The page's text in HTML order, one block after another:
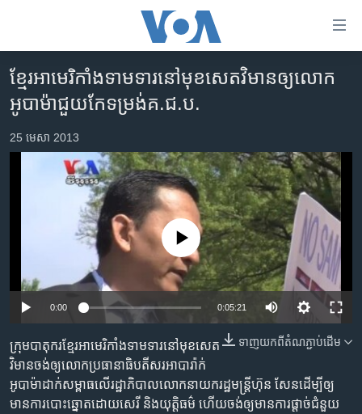
គេហទំព័រ​
ទាក់ទង
រំលង​
និង​
ចូល​
ទំព័រ​
រចនា
សម្ព័ន្ធ​
រំលង​
កម្ពុជា
អន្តរជាតិ
អាមេរិក
កម្ពុជាច្នៃប្រតិដ្ឋ
ព្រឹត្តិការណ៍ព័ត៌មាន
ទូរទស្សន៍ / វីដេអូ​
វិទ្យុ / ផតខាសថ៍
កម្មវិធីទាំងអស់
Khmer English
ខ្មែរ​អាមេរិកាំង​ទាមទារ​នៅមុខ​សេតវិមាន​ឲ្យ​លោក​
អូបាម៉ា​ជួយ​កែ​ទម្រង់​គ.ជ.ប.
25 មេសា 2013
No media source currently available
0:00 0:05:21
ទាញ​យក​ពី​តំណភ្ជាប់​ដើម
ក្រុម​បាតុករ​ខ្មែរ​អាមេរិកាំង​ទាមទារ​នៅមុខ​សេត
វិមាន​ចង់ឲ្យ​លោក​ប្រធានាធិបតី​សរអា​បារ៉ាក់​
អូបាម៉ា​ដាក់​សម្ពាធ​លើ​រដ្ឋាភិបាល​លោក​នាយក​រដ្ឋមន្ត្រី​ហ៊ុន សែន​ដើម្បី​ឲ្យ​
មាន​ការ​បោះឆ្នោត​ដោយ​សេរី​ និង​យុត្តិធម៌​ ហើយ​ចង់​ឲ្យមាន​​ការ​ផ្តាច់ជំនួយ​